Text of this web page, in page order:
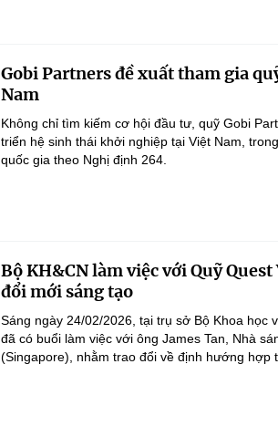
Gobi Partners đề xuất tham gia
Nam
Không chỉ tìm kiếm cơ hội đầu tư, quỹ Gobi
triển hệ sinh thái khởi nghiệp tại Việt Nam,
quốc gia theo Nghị định 264.
Bộ KH&CN làm việc với Quỹ
đổi mới sáng tạo
Sáng ngày 24/02/2026, tại trụ sở Bộ Khoa học
đã có buổi làm việc với ông James Tan, Nhà
(Singapore), nhằm trao đổi về định hướng hợp